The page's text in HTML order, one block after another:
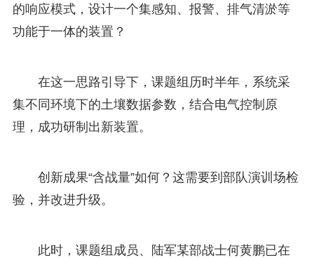
的响应模式，设计一个集感知、报警、排气清淤等
功能于一体的装置？
在这一思路引导下，课题组历时半年，系统采
集不同环境下的土壤数据参数，结合电气控制原
理，成功研制出新装置。
创新成果“含战量”如何？这需要到部队演训场检
验，并改进升级。
此时，课题组成员、陆军某部战士何黄鹏已在